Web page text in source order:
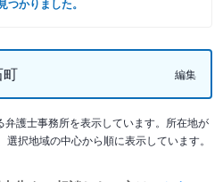
つかりました。
町 編集
護士事務所を表示しています。所在地が
択地域の中心から順に表示しています。